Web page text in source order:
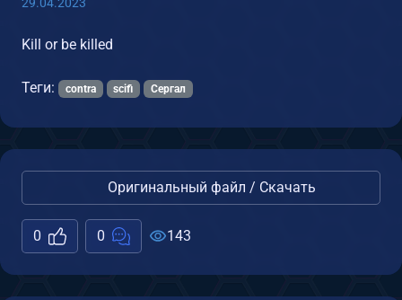
Kill or be killed
Теги: contra scifi Сергал
Оригинальный файл / Скачать
0 0 143